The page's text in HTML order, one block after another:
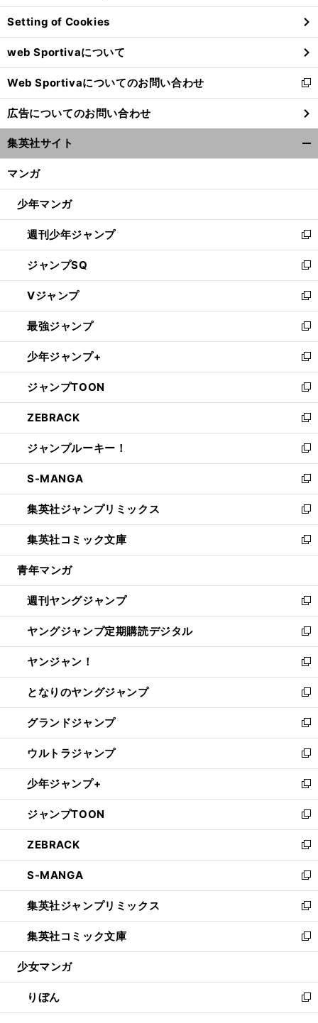
ン
ド
ウ
で
開
く
Setting of Cookies
web Sportivaについて
Web Sportivaについてのお問い合わせ
新
し
い
ウ
ィ
ン
ウ
開
く
広告についてのお問い合わせ
集英社サイト
マンガ
少年マンガ
週刊少年ジャンプ
新
し
い
ウ
ィ
ン
ド
ウ
で
開
く
ジャンプSQ
新
し
い
ウ
ィ
ン
ド
ウ
で
開
く
Vジャンプ
新
し
い
ウ
ィ
ン
ド
ウ
で
開
く
最強ジャンプ
新
し
い
ウ
ィ
ン
ド
ウ
で
開
く
少年ジャンプ+
新
し
い
ウ
ィ
ン
ド
ウ
で
開
く
ジャンプTOON
新
し
い
ウ
ィ
ン
ド
ウ
で
開
く
ZEBRACK
新
し
い
ウ
ィ
ン
ド
ウ
で
開
ジャンプルーキー！
新
し
い
ウ
ィ
ン
ド
ウ
開
く
S-MANGA
新
し
い
ウ
ィ
ン
ウ
で
開
く
集英社ジャンプリミックス
新
し
い
ウ
ン
ド
ウ
で
開
く
集英社コミック文庫
新
し
ウ
ィ
ン
ド
ウ
で
開
く
青年マンガ
週刊ヤングジャンプ
新
し
い
ウ
ィ
ン
ド
ウ
で
開
く
ヤングジャンプ定期購読デジタル
新
し
い
ウ
ィ
ン
ド
ウ
で
開
く
ヤンジャン！
新
し
い
ウ
ィ
ン
ド
ウ
で
開
く
となりのヤングジャンプ
新
し
い
ウ
ィ
ン
ド
ウ
で
開
く
グランドジャンプ
新
し
い
ウ
ィ
ン
ド
ウ
で
開
く
ウルトラジャンプ
新
し
い
ウ
ィ
ン
ド
ウ
で
開
く
少年ジャンプ+
新
し
い
ウ
ィ
ン
ド
ウ
で
開
く
ジャンプTOON
新
し
い
ウ
ィ
ン
ド
ウ
で
開
ZEBRACK
新
し
い
ウ
ィ
ン
ド
ウ
開
く
S-MANGA
新
し
い
ウ
ィ
ン
ウ
で
開
集英社ジャンプリミックス
新
し
い
ウ
ン
ド
ウ
集英社コミック文庫
新
し
ウ
ィ
ン
少女マンガ
りぼん
新
し